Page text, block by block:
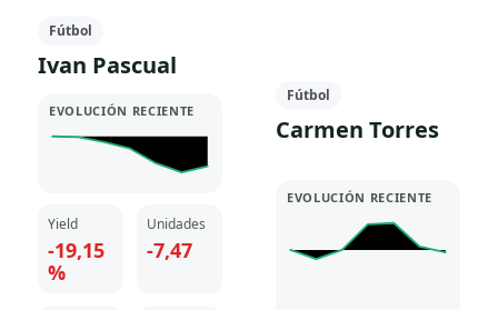
Fútbol
Ivan Pascual
EVOLUCIÓN RECIENTE
Yield
-19,15
%
Unidades
-7,47
Fútbol
Carmen Torres
EVOLUCIÓN RECIENTE